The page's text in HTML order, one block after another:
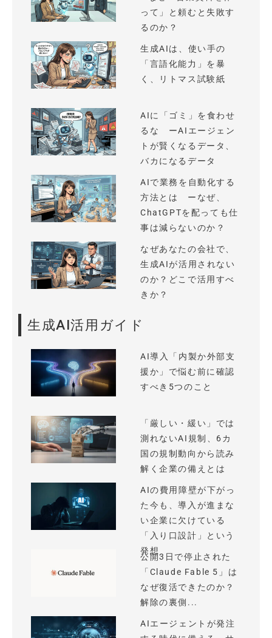
って」と頼むと失敗す
るのか？
生成AIは、使い手の
「言語化能力」を暴
く、リトマス試験紙
AIに「ゴミ」を食わせ
るな ーAIエージェン
トが賢くなるデータ、
バカになるデータ
AIで業務を自動化する
方法とは ーなぜ、
ChatGPTを配っても仕
事は減らないのか？
なぜあなたの会社で、
生成AIが活用されない
のか？どこで活用すべ
きか？
生成AI活用ガイド
AI導入「内製か外部支
援か」で悩む前に確認
すべき5つのこと
「厳しい・緩い」では
測れないAI規制、6カ
国の規制動向から読み
解く企業の備えとは
AIの費用障壁が下がっ
た今も、導入が進まな
い企業に欠けている
「入り口設計」という
発想
公開3日で停止された
「Claude Fable 5」は
なぜ復活できたのか？
解除の裏側...
AIエージェントが発注